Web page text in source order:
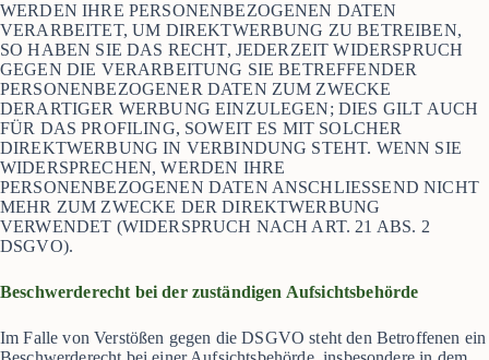
WERDEN IHRE PERSONENBEZOGENEN DATEN
VERARBEITET, UM DIREKTWERBUNG ZU BETREIBEN,
SO HABEN SIE DAS RECHT, JEDERZEIT WIDERSPRUCH
GEGEN DIE VERARBEITUNG SIE BETREFFENDER
PERSONENBEZOGENER DATEN ZUM ZWECKE
DERARTIGER WERBUNG EINZULEGEN; DIES GILT AUCH
FÜR DAS PROFILING, SOWEIT ES MIT SOLCHER
DIREKTWERBUNG IN VERBINDUNG STEHT. WENN SIE
WIDERSPRECHEN, WERDEN IHRE
PERSONENBEZOGENEN DATEN ANSCHLIESSEND NICHT
MEHR ZUM ZWECKE DER DIREKTWERBUNG
VERWENDET (WIDERSPRUCH NACH ART. 21 ABS. 2
DSGVO).
Beschwerderecht bei der zuständigen Aufsichtsbehörde
Im Falle von Verstößen gegen die DSGVO steht den Betroffenen ein